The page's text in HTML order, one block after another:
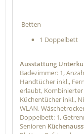
Betten
1 Doppelbett
Ausstattung
Badezimmer: 1,
Handtücher inkl.,
erlaubt,
Küchentücher inkl.,
WLAN,
Doppelbett: 1,
Senioren